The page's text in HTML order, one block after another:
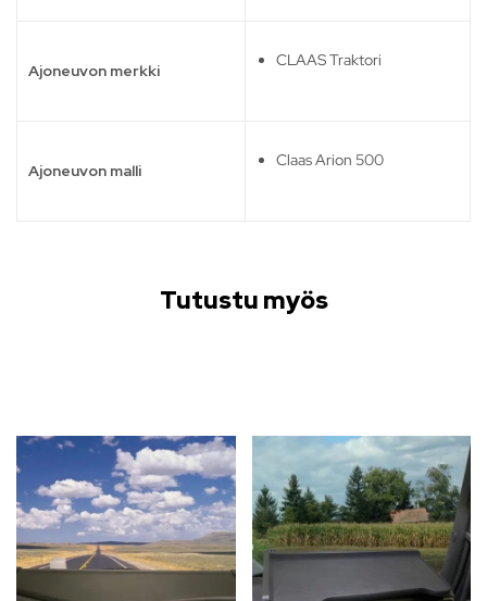
Ajoneuvon merkki
CLAAS Traktori
Ajoneuvon malli
Claas Arion 500
Tutustu myös